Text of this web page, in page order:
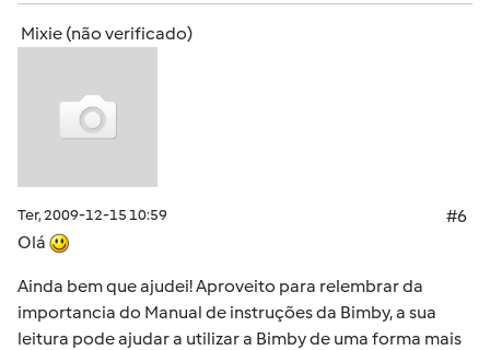
Mixie (não verificado)
Ter, 2009-12-15 10:59
#6
Olá
Ainda bem que ajudei! Aproveito para relembrar da
importancia do Manual de instruções da Bimby, a sua
leitura pode ajudar a utilizar a Bimby de uma forma mais